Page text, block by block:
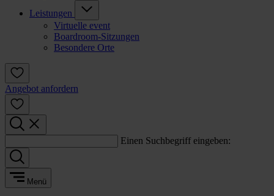
Leistungen
Virtuelle event
Boardroom-Sitzungen
Besondere Orte
Angebot anfordern
Einen Suchbegriff eingeben:
Menü